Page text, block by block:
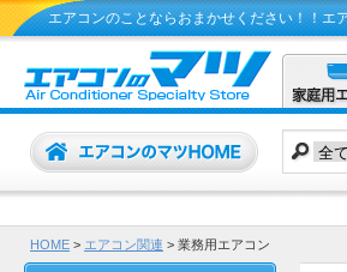
エアコンのことならおまかせください！！エ
HOME > エアコン関連 > 業務用エアコン